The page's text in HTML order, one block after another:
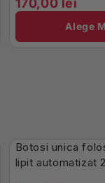
170,00 lei
Alege
Botosi unica
lipit automatizat